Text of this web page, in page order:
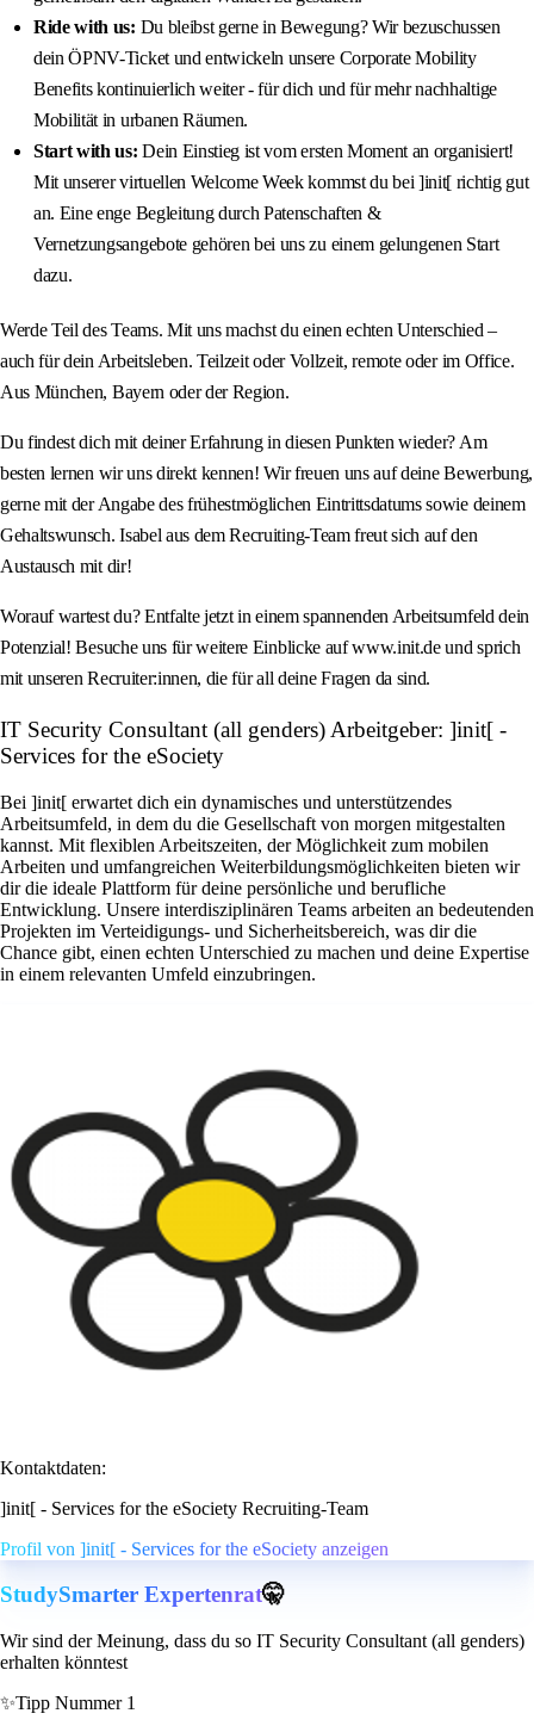
Ride with us: Du bleibst gerne in Bewegung? Wir bezuschussen
dein ÖPNV-Ticket und entwickeln unsere Corporate Mobility
Benefits kontinuierlich weiter - für dich und für mehr nachhaltige
Mobilität in urbanen Räumen.
Start with us: Dein Einstieg ist vom ersten Moment an organisiert!
Mit unserer virtuellen Welcome Week kommst du bei ]init[ richtig gut
an. Eine enge Begleitung durch Patenschaften &
Vernetzungsangebote gehören bei uns zu einem gelungenen Start
dazu.
Werde Teil des Teams. Mit uns machst du einen echten Unterschied –
auch für dein Arbeitsleben. Teilzeit oder Vollzeit, remote oder im Office.
Aus München, Bayern oder der Region.
Du findest dich mit deiner Erfahrung in diesen Punkten wieder? Am
besten lernen wir uns direkt kennen! Wir freuen uns auf deine Bewerbung,
gerne mit der Angabe des frühestmöglichen Eintrittsdatums sowie deinem
Gehaltswunsch. Isabel aus dem Recruiting-Team freut sich auf den
Austausch mit dir!
Worauf wartest du? Entfalte jetzt in einem spannenden Arbeitsumfeld dein
Potenzial! Besuche uns für weitere Einblicke auf www.init.de und sprich
mit unseren Recruiter:innen, die für all deine Fragen da sind.
IT Security Consultant (all genders) Arbeitgeber: ]init[ -
Services for the eSociety
Bei ]init[ erwartet dich ein dynamisches und unterstützendes
Arbeitsumfeld, in dem du die Gesellschaft von morgen mitgestalten
kannst. Mit flexiblen Arbeitszeiten, der Möglichkeit zum mobilen
Arbeiten und umfangreichen Weiterbildungsmöglichkeiten bieten wir
dir die ideale Plattform für deine persönliche und berufliche
Entwicklung. Unsere interdisziplinären Teams arbeiten an bedeutenden
Projekten im Verteidigungs- und Sicherheitsbereich, was dir die
Chance gibt, einen echten Unterschied zu machen und deine Expertise
in einem relevanten Umfeld einzubringen.
Kontaktdaten:
]init[ - Services for the eSociety Recruiting-Team
Profil von ]init[ - Services for the eSociety anzeigen
StudySmarter Expertenrat🤫
Wir sind der Meinung, dass du so IT Security Consultant (all genders)
erhalten könntest
✨Tipp Nummer 1